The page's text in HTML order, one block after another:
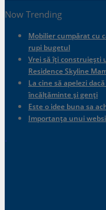
Now Trending
Mobilier cumpărat cu
rupi bugetul
Vrei să îți construiești
Residence Skyline
La cine să apelezi
încălțăminte și genți
Este o idee buna sa
Importanța unui
.